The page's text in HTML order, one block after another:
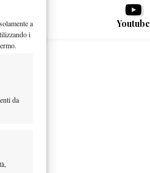
a
i
da
Youtube